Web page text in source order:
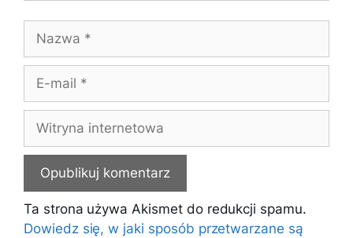
Nazwa
Witryna
internetowa
Ta strona używa Akismet do redukcji spamu.
Dowiedz się, w jaki sposób przetwarzane są